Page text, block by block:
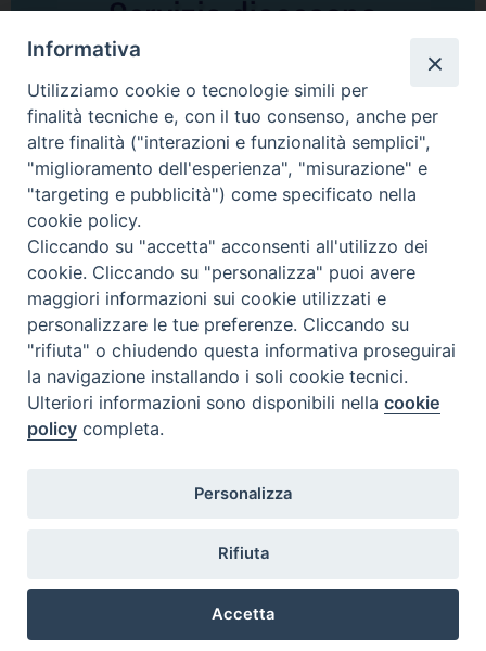
Comunicati Stampa
Il cordoglio dei Vescovi di Puglia per la morte di S.E.R. Mons. Agostino
Superbo
Nasce la Consulta Diocesana delle Aggregazioni Laicali di Castellaneta
Archivio comunicati stampa
2026 © Diocesi di Castellaneta
Vita consacrata
Informativa
Utilizziamo cookie o tecnologie simili per
finalità tecniche e, con il tuo consenso, anche per
altre finalità ("interazioni e funzionalità semplici",
"miglioramento dell'esperienza", "misurazione" e
"targeting e pubblicità") come specificato nella
cookie policy.
Cliccando su "accetta" acconsenti all'utilizzo dei
cookie. Cliccando su "personalizza" puoi avere
maggiori informazioni sui cookie utilizzati e
personalizzare le tue preferenze. Cliccando su
"rifiuta" o chiudendo questa informativa proseguirai
la navigazione installando i soli cookie tecnici.
Ulteriori informazioni sono disponibili nellacookie
policy completa.
Personalizza
Rifiuta
Accetta